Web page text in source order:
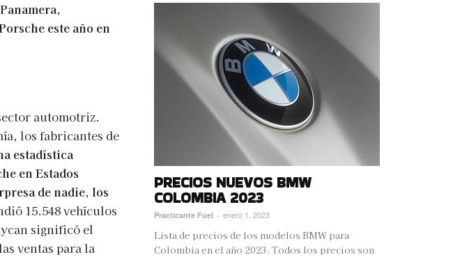
este año en
automotriz.
los fabricantes de
estadística
en Estados
de nadie, los
15.548 vehículos
significó el
ventas para la
PRECIOS NUEVOS BMW
COLOMBIA 2023
Practicante Fuel - enero 1, 2023
Lista de precios de los modelos BMW para
Colombia en el año 2023. Todos los precios son